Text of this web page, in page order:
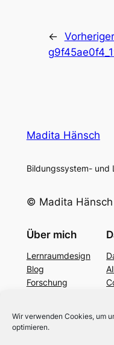
Wir verwenden Cookies, um
optimieren.
←
Madita Hänsch
Bildungssystem- und
© Madita Hänsch
Über mich
Lernraumdesign
Blog
Forschung
Bildung 4.0